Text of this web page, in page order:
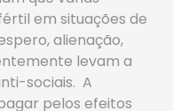
em situações de
alienação,
levam a
sociais. A
pelos efeitos